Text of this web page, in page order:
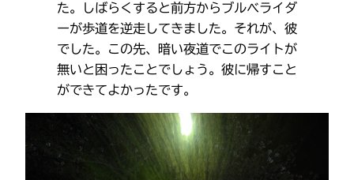
た。しばらくすると前方からブルべライダ
ーが歩道を逆走してきました。それが、彼
でした。この先、暗い夜道でこのライトが
無いと困ったことでしょう。彼に帰すこと
ができてよかったです。